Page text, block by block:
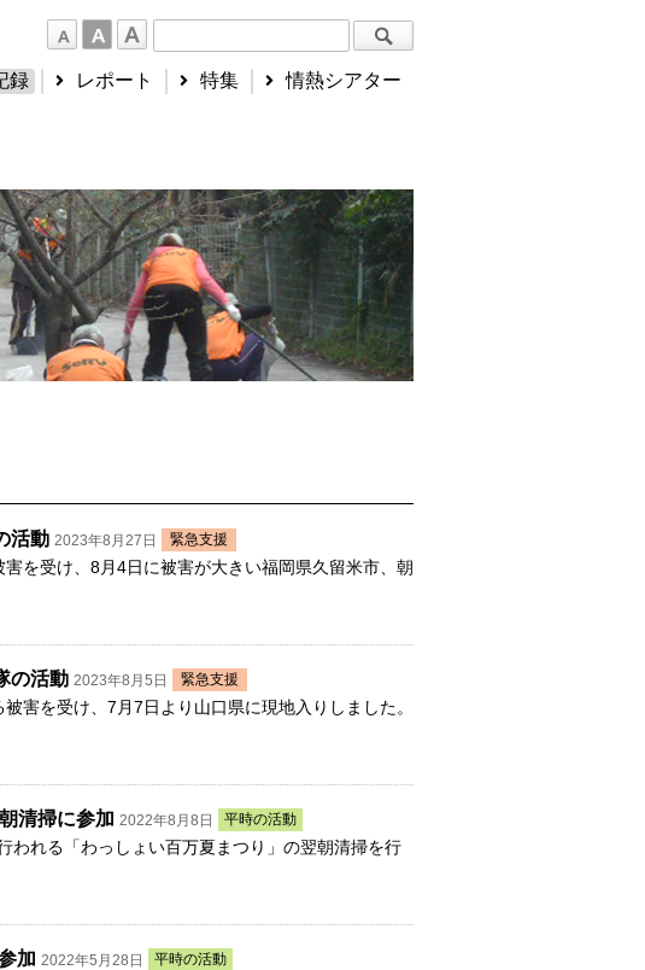
録 レポート 特集 情熱シアター
活動 2023年8月27日 緊急支援
を受け、8月4日に被害が大きい福岡県久留米市、朝
の活動 2023年8月5日 緊急支援
害を受け、7月7日より山口県に現地入りしました。
清掃に参加 2022年8月8日 平時の活動
われる「わっしょい百万夏まつり」の翌朝清掃を行
加 2022年5月28日 平時の活動